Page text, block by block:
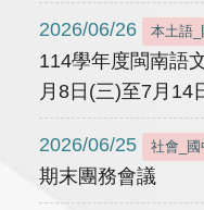
2026/06/26 本土語_
114學年度閩南語
月8日(三)至7月14
2026/06/25 社會_國
期末團務會議